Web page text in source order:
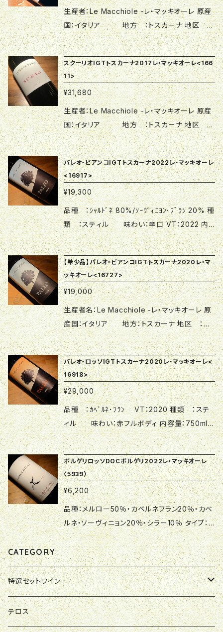
産国：イタリア 地方 ：トスカーナ 地区 ：
ボルゲリ 原産地呼称：トスカーナI.G.T. VT：20
18 種類 ：スティル 味わい：赤フルボディ
内容量：750ｍｌ 品種 ：ﾒﾙﾛｰ100％ 飲み頃温
度：17度 ☆酒類につき20歳未満の方には販売
することができません ☆クール便をご指定でな
い場合、商品の変質、吹きこぼれ等による返品、
交換は受付いたしかねますのでご了承ください。
イナリーの頃から親交を深めることができ、現在
に至るまで交流を続けています。 △▼ブドウの
木そのものが充実している▼△ 90年代後半
から夫妻が植えたブドウの木が今まさに最も良
い時を迎え、素晴らしく成熟した果実の収穫を可
能にしています。充実した木が実らせる充実した
果実を、今造り手として充実しているチンツィア
女史が手掛けた結果、その酒質は驚くほどやさ
しくエレガント！ うだるような暑さになった201
7年ヴィンテージは、少しでも怠れば果実味と酸
のバランスは崩れてしまう危険がありました。し
かし、レ・マッキオーレでは過去の経験を糧にブ
ドウの粒を小さく、凝縮感と酸のバランスをしっ
かりと保てるような栽培に注力。結果として、果
実の成熟感とエレガンスの絶妙な均衡をたもち、
どんな難しい年でも素晴らしいワインを造ること
が可能であることを証明してみせました。 な
めし革のようなメルロ特有の香りを存分に味わ
うことができます。 ☆酒類につき20歳未満の方
には販売することができません ☆クール便をご
指定でない場合、商品の変質、吹きこぼれ等によ
る返品、交換は受付いたしかねますのでご了承く
ださい。
リー。 故エウジェニオ・カンポルミがこの地の可
能性を見出し、惜しみない努力を注ぎ、カベル
ネ・フラン100％の「パレオ・ロッソ」を2001年リリ
ースしました。翌年彼が亡くなった後は妻チンツ
ィア女史とファミリーがその遺志を継ぎ2009年
にはイタリア最優秀ワイナリーと評されるまでに
なりました。 店主はエウジェニオが存命でガ
レージのようなワイナリーの頃から親交を深め
ることができ、現在に至るまで交流を続けていま
す。 △▼ブドウの木そのものが充実している▼
△ 90年代後半から夫妻が植えたブドウの木
が今まさに最も良い時を迎え、素晴らしく成熟し
た果実の収穫を可能にしています。充実した木が
実らせる充実した果実を、今造り手として充実し
ているチンツィア女史が手掛けた結果、その酒
質は驚くほどやさしくエレガント！ ☆酒類につき
20歳未満の方には販売することができません
☆クール便をご指定でない場合、商品の変質、吹
きこぼれ等による返品、交換は受付いたしかね
ますのでご了承ください。
生産者：Le Macchiole -レ・マッキオーレ 原産
国：イタリア 地方 ：トスカーナ 地区 ：
ボルゲリ 原産地呼称：トスカーナI.G.T. V
T：2018 種類 ：スティル 味わい：赤フル
ボディ 内容量：750ｍｌ 品種 ：ｼﾗｰ100％ 飲
み頃温度：17度 △▼圧倒的な完成度▼△ ト
スカーナ州ボルゲリで唯一農家が始めたワイナ
リー。 故エウジェニオ・カンポルミがこの地の可
能性を見出し、惜しみない努力を注ぎ、カベル
ネ・フラン100％の「パレオ・ロッソ」を2001年リリ
ースしました。翌年彼が亡くなった後は妻チンツ
ィア女史とファミリーがその遺志を継ぎ2009年
にはイタリア最優秀ワイナリーと評されるまでに
なりました。 店主はエウジェニオが存命でガ
レージのようなワイナリーの頃から親交を深め
ることができ、現在に至るまで交流を続けていま
す。 △▼ブドウの木そのものが充実している▼
△ 90年代後半から夫妻が植えたブドウの木
が今まさに最も良い時を迎え、素晴らしく成熟し
た果実の収穫を可能にしています。充実した木が
実らせる充実した果実を、今造り手として充実し
ているチンツィア女史が手掛けた結果、その酒
質は驚くほどやさしくエレガント！ ２０１８年も
高級ローヌワインにおとらない品質をご堪能くだ
さい。 ☆酒類につき20歳未満の方には販売する
ことができません ☆クール便をご指定でない場
合、商品の変質、吹きこぼれ等による返品、交換
は受付いたしかねますのでご了承ください。
スクーリオIGTトスカーナ2017レ・マッキオーレ<166
11>
¥31,680
生産者：Le Macchiole -レ・マッキオーレ 原産
国：イタリア 地方 ：トスカーナ 地区 ：
ボルゲリ 原産地呼称：トスカーナI.G.T.
種類 ：スティル 味わい：赤フルボディ 内
容量：750ｍｌ 品種 ：ｼﾗｰ100％ ヴィンテー
ジ：2017 飲み頃温度：17度 △▼圧倒的な完成
度▼△ トスカーナ州ボルゲリで唯一農家が
始めたワイナリー。 故エウジェニオ・カンポルミ
がこの地の可能性を見出し、惜しみない努力を
注ぎ、カベルネ・フラン100％の「パレオ・ロッソ」
を2001年リリースしました。翌年彼が亡くなった
後は妻チンツィア女史とファミリーがその遺志を
継ぎ2009年にはイタリア最優秀ワイナリーと評
されるまでになりました。 店主はエウジェニ
オが存命でガレージのようなワイナリーの頃か
ら親交を深めることができ、現在に至るまで交流
を続けています。 △▼ブドウの木そのものが充
実している▼△ 90年代後半から夫妻が植え
たブドウの木が今まさに最も良い時を迎え、素晴
らしく成熟した果実の収穫を可能にしています。
充実した木が実らせる充実した果実を、今造り
手として充実しているチンツィア女史が手掛け
た結果、その酒質は驚くほどやさしくエレガント！
うだるような暑さになった2017年ヴィンテー
ジは、少しでも怠れば果実味と酸のバランスは
崩れてしまう危険がありました。しかし、レ・マッ
キオーレでは過去の経験を糧にブドウの粒を小
さく、凝縮感と酸のバランスをしっかりと保てる
ような栽培に注力。結果として、果実の成熟感と
エレガンスの絶妙な均衡をたもち、どんな難しい
年でも素晴らしいワインを造ることが可能であ
ることを証明してみせました。 高級ローヌワイ
ンにおとらない品質をご堪能ください。 ☆酒類に
つき20歳未満の方には販売することができませ
ん ☆クール便をご指定でない場合、商品の変
質、吹きこぼれ等による返品、交換は受付いたし
かねますのでご了承ください。
パレオ・ビアンコIGTトスカーナ2022レ・マッキオーレ
<16917>
¥19,300
品種 ：ｼｬﾙﾄﾞﾈ 80%/ｿｰｳﾞｨﾆﾖﾝ･ﾌﾞﾗﾝ 20% 種
類 ：スティル 味わい：辛口 VT：2022 内
容量：750ml 飲み頃温度：17度 生産者
名：Le Macchiole -レ・マッキオーレ 原産国：イ
タリア 地方：トスカーナ 地区 ：ボルゲリ
原産地呼称：トスカーナI.G.T. △▼圧倒的な
完成度▼△ トスカーナ州ボルゲリで唯一農
家が始めたワイナリー。 故エウジェニオ・カンポ
ルミがこの地の可能性を見出し、惜しみない努
力を注ぎ、カベルネ・フラン100％の「パレオ・ロッ
ソ」を2001年リリースしました。翌年彼が亡くな
った後は妻チンツィア女史とファミリーがその遺
志を継ぎ2009年にはイタリア最優秀ワイナリー
と評されるまでになりました。 店主はエウジ
ェニオが存命でガレージのようなワイナリーの頃
から親交を深めることができ、現在に至るまで交
流を続けています。 △▼ブドウの木そのものが
充実している▼△ 90年代後半から夫妻が植
えたブドウの木が今まさに最も良い時を迎え、素
晴らしく成熟した果実の収穫を可能にしていま
す。充実した木が実らせる充実した果実を、今造
り手として充実しているチンツィア女史が手掛
けた結果、その酒質は驚くほどやさしくエレガン
ト！ 生産本数が大変少ない希少ワインなので超
限定数のみの販売となっております。 バレル・フ
ァルメンテーションからなるトスカーナの高級な
白ワインの魅力をご堪能下さい。 ☆酒類につき2
0歳未満の方には販売することができません ☆
クール便をご指定でない場合、商品の変質、吹き
こぼれ等による返品、交換は受付いたしかねま
すのでご了承ください。
【希少品】パレオ・ビアンコIGTトスカーナ2020レ・マ
ッキオーレ<16727>
¥19,000
生産者名：Le Macchiole -レ・マッキオーレ 原
産国：イタリア 地方：トスカーナ 地区 ：ボ
ルゲリ 原産地呼称：トスカーナI.G.T. VT：2
018 種類 ：スティル 味わい：辛口 品種 ：
ｼｬﾙﾄﾞﾈ 80%/ｿｰｳﾞｨﾆﾖﾝ･ﾌﾞﾗﾝ 20% 内容量：
750ml 飲み頃温度：17度 △▼圧倒的な
完成度▼△ トスカーナ州ボルゲリで唯一農
家が始めたワイナリー。 故エウジェニオ・カンポ
ルミがこの地の可能性を見出し、惜しみない努
力を注ぎ、カベルネ・フラン100％の「パレオ・ロッ
ソ」を2001年リリースしました。翌年彼が亡くな
った後は妻チンツィア女史とファミリーがその遺
志を継ぎ2009年にはイタリア最優秀ワイナリー
と評されるまでになりました。 店主はエウジ
ェニオが存命でガレージのようなワイナリーの頃
から親交を深めることができ、現在に至るまで交
流を続けています。 △▼ブドウの木そのものが
充実している▼△ 90年代後半から夫妻が植
えたブドウの木が今まさに最も良い時を迎え、素
晴らしく成熟した果実の収穫を可能にしていま
す。充実した木が実らせる充実した果実を、今造
り手として充実しているチンツィア女史が手掛
けた結果、その酒質は驚くほどやさしくエレガン
ト！ 生産本数が大変少ない希少ワインなので超
パレオ・ロッソIGTトスカーナ2020レ・マッキオーレ<
16918>
¥29,000
品種 ：ｶﾍﾞﾙﾈ･ﾌﾗﾝ VT：2020 種類 ：ステ
ィル 味わい：赤フルボディ 内容量：750ml
飲み頃温度：17度 生産者名：Le Macchi
ole -レ・マッキオーレ 原産国：イタリア 地
方：トスカーナ 地区 ：ボルゲリ 原産地呼
称：トスカーナI.G.T. △▼圧倒的な完成度▼△
トスカーナ州ボルゲリで唯一農家が始めたワ
イナリー。 故エウジェニオ・カンポルミがこの地
の可能性を見出し、惜しみない努力を注ぎ、カベ
ルネ・フラン100％の「パレオ・ロッソ」を2001年
リリースしました。翌年彼が亡くなった後は妻チ
ンツィア女史とファミリーがその遺志を継ぎ200
9年にはイタリア最優秀ワイナリーと評されるま
でになりました。 店主はエウジェニオが存命
でガレージのようなワイナリーの頃から親交を
深めることができ、現在に至るまで交流を続けて
ボルゲリロッソDOCボルゲリ2022レ・マッキオーレ
〈5939〉
¥6,200
品種：メルロー50％・カベルネフラン20％・カベ
ルネ・ソーヴィニョン20％・シラー10％ タイプ：
赤フルボディ VT：2022 内容量：750ml 生産者
名：Le Macchiole -レ・マッキオーレ 原産国：イ
タリア 地方 ：トスカーナ 地区 ：ボルゲ
リ 原産地呼称：ボルゲリD.O.C. △▼圧倒的
な完成度▼△ トスカーナ州ボルゲリで唯一
農家が始めたワイナリー。 故エウジェニオ・カン
ポルミがこの地の可能性を見出し、惜しみない
CATEGORY
特選セットワイン
やまさけ店主特別セレクト
テロス